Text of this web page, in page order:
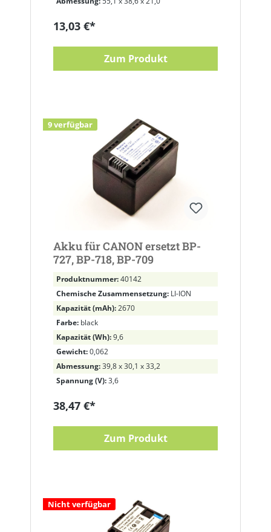
13,03 €*
Zum Produkt
9 verfügbar
Akku für CANON ersetzt BP-
727, BP-718, BP-709
Produktnummer:40142
Chemische Zusammensetzung: LI-ION
Kapazität (mAh):2670
Farbe: black
Kapazität (Wh):9,6
Gewicht:0,062
Abmessung:39,8 x 30,1 x 33,2
Spannung (V):3,6
38,47 €*
Zum Produkt
Nicht verfügbar